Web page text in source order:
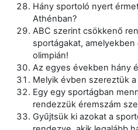
Hány sportoló nyert
Athénban?
ABC szerint csökkenő
sportágakat,
olimpián!
Az egyes években hány
Melyik évben szereztük
Egy egy sportágban
rendezzük éremszám
Gyűjtsük ki azokat a